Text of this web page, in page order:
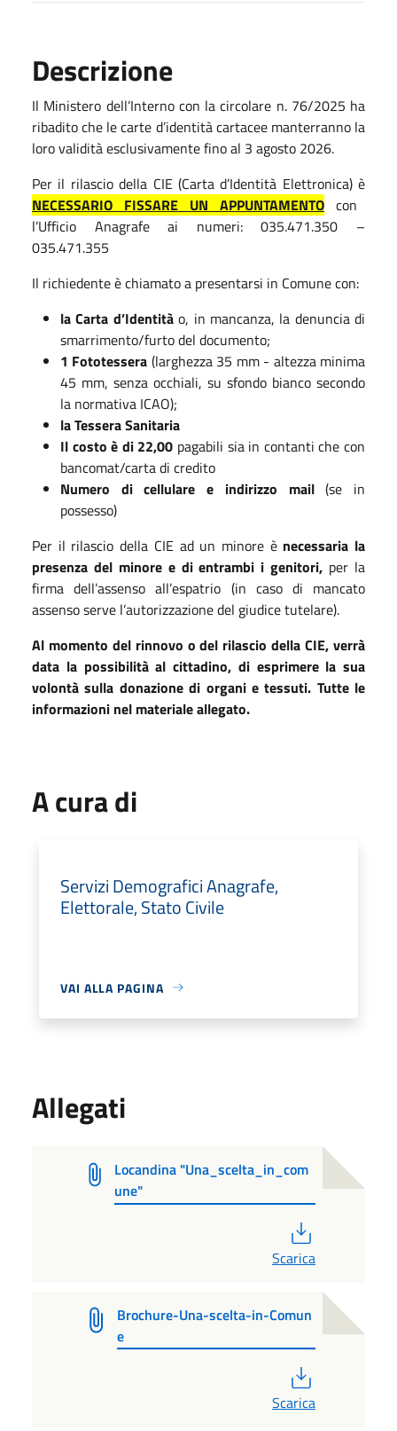
Descrizione
Il Ministero dell’Interno con la circolare n. 76/2025 ha
ribadito che le carte d’identità cartacee manterranno la
loro validità esclusivamente fino al 3 agosto 2026.
Per il rilascio della CIE (Carta d’Identità Elettronica) è
NECESSARIO FISSARE UN APPUNTAMENTO con
l’Ufficio Anagrafe ai numeri: 035.471.350 –
035.471.355
Il richiedente è chiamato a presentarsi in Comune con:
la Carta d’Identitào, in mancanza, la denuncia di
smarrimento/furto del documento;
1 Fototessera (larghezza 35 mm - altezza minima
45 mm, senza occhiali, su sfondo bianco secondo
la normativa ICAO);
la Tessera Sanitaria
Il costo è di 22,00 pagabili sia in contanti che con
bancomat/carta di credito
Numero di cellulare e indirizzo mail(se in
possesso)
Per il rilascio della CIE ad un minore è necessaria la
presenza del minore e di entrambi i genitori, per la
firma dell’assenso all’espatrio (in caso di mancato
assenso serve l’autorizzazione del giudice tutelare).
Al momento del rinnovo o del rilascio della CIE, verrà
data la possibilità al cittadino, di esprimere la sua
volontà sulla donazione di organi e tessuti. Tutte le
informazioni nel materiale allegato.
A cura di
Servizi Demografici Anagrafe,
Elettorale, Stato Civile
VAI ALLA PAGINA
Allegati
Locandina "Una_scelta_in_com
une"
Scarica
Brochure-Una-scelta-in-Comun
e
Scarica